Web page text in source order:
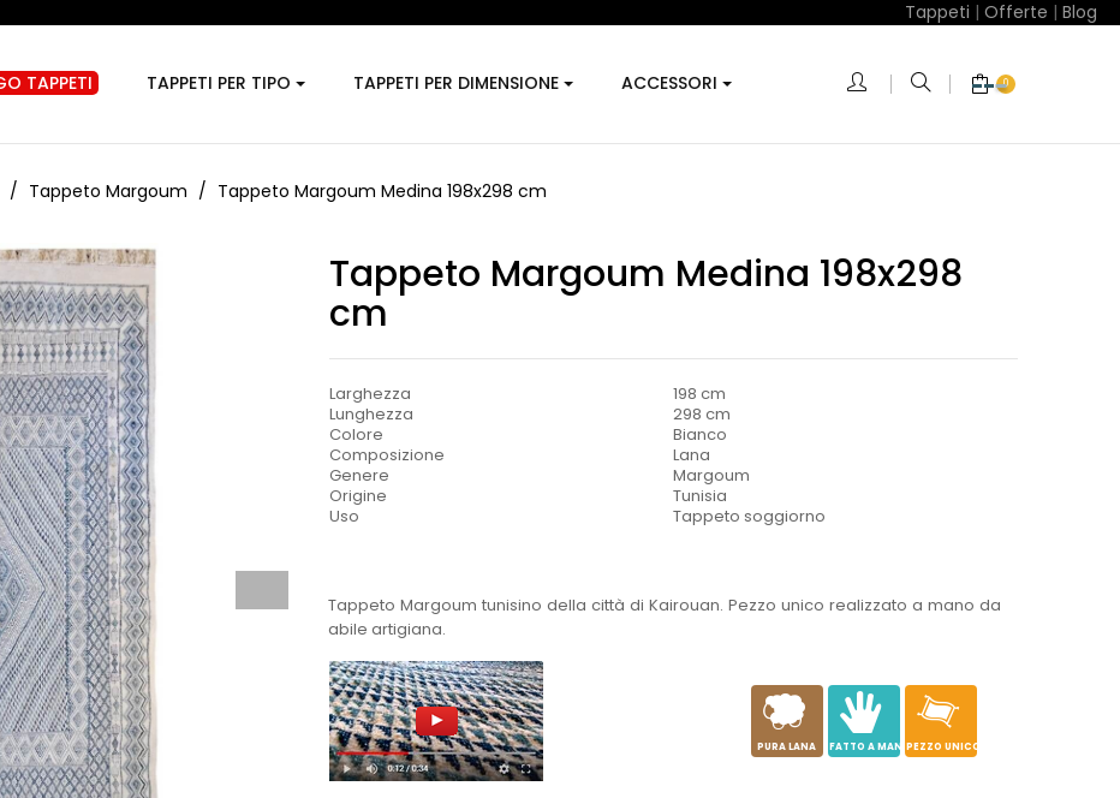
Tappeti | Offerte | Blog
TAPPETI TAPPETI PER TIPO TAPPETI PER DIMENSIONE ACCESSORI 0
Tappeto Margoum Tappeto Margoum Medina 198x298 cm
Tappeto Margoum Medina 198x298
cm
Larghezza
198 cm
Lunghezza
298 cm
Colore
Bianco
Composizione
Lana
Genere
Margoum
Origine
Tunisia
Uso
Tappeto soggiorno
Tappeto Margoum tunisino della città di Kairouan. Pezzo unico realizzato a mano da
abile artigiana.
a
PURA LANA
c
FATTO A MANO
h
PEZZO UNICO